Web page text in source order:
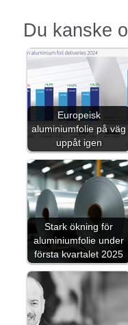
Du kanske
Europeisk
aluminiumfolie på väg
uppåt igen
Stark ökning för
aluminiumfolie under
första kvartalet 2025